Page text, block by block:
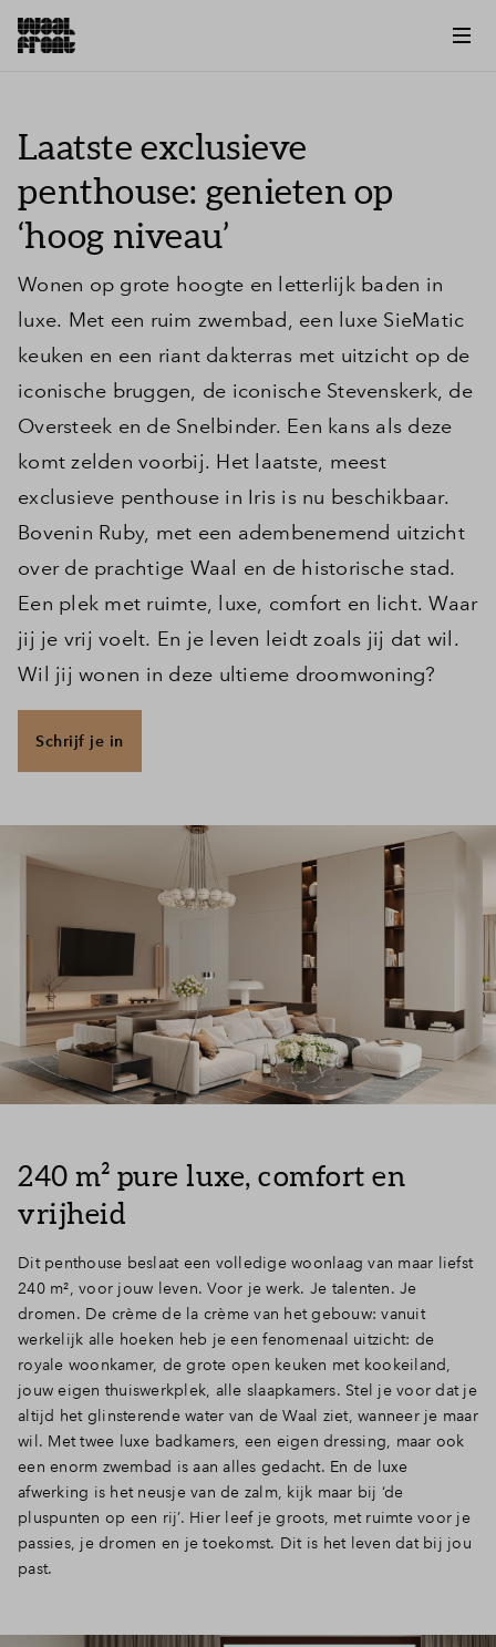
Inloggen
Laatste exclusieve
penthouse: genieten op
‘hoog niveau’
Wonen op grote hoogte en letterlijk baden in
luxe. Met een ruim zwembad, een luxe SieMatic
keuken en een riant dakterras met uitzicht op de
iconische bruggen, de iconische Stevenskerk, de
Oversteek en de Snelbinder. Een kans als deze
komt zelden voorbij. Het laatste, meest
exclusieve penthouse in Iris is nu beschikbaar.
Bovenin Ruby, met een adembenemend uitzicht
over de prachtige Waal en de historische stad.
Een plek met ruimte, luxe, comfort en licht. Waar
jij je vrij voelt. En je leven leidt zoals jij dat wil.
Wil jij wonen in deze ultieme droomwoning?
Schrijf je in
240 m² pure luxe, comfort en
vrijheid
Dit penthouse beslaat een volledige woonlaag van maar liefst
240 m², voor jouw leven. Voor je werk. Je talenten. Je
dromen. De crème de la crème van het gebouw: vanuit
werkelijk alle hoeken heb je een fenomenaal uitzicht: de
royale woonkamer, de grote open keuken met kookeiland,
jouw eigen thuiswerkplek, alle slaapkamers. Stel je voor dat je
altijd het glinsterende water van de Waal ziet, wanneer je maar
wil. Met twee luxe badkamers, een eigen dressing, maar ook
een enorm zwembad is aan alles gedacht. En de luxe
afwerking is het neusje van de zalm, kijk maar bij ‘de
pluspunten op een rij’. Hier leef je groots, met ruimte voor je
passies, je dromen en je toekomst. Dit is het leven dat bij jou
past.